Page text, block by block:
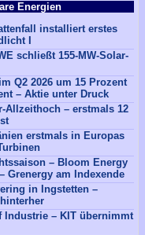
Energien
installiert erstes
I
schließt 155-MW-Solar-
Q2 2026 um 15 Prozent
– Aktie unter Druck
Allzeithoch – erstmals 12
erstmals in Europas
– Bloom Energy
Grenergy am Indexende
in Ingstetten –
Industrie – KIT übernimmt